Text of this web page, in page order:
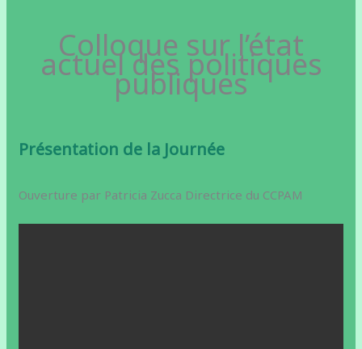
Colloque sur l’état
actuel des politiques
publiques
Présentation de la Journée
Ouverture par Patricia Zucca Directrice du CCPAM